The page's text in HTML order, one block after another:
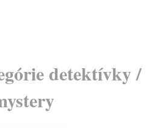
detektívky /